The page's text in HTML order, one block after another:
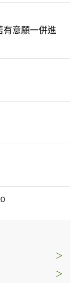
有意願一併進
＞
＞